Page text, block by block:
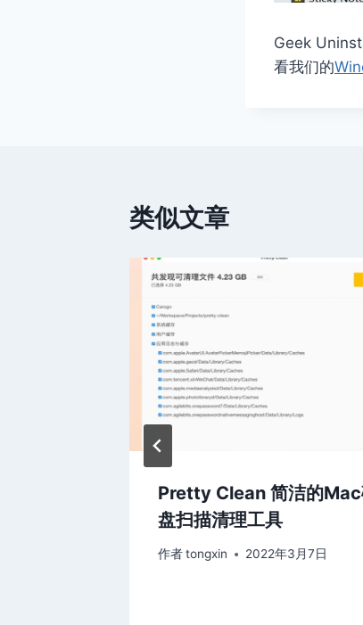
Geek
看我们的
类似文章
Pretty Clean 简洁的
盘扫描清理工具
作者tongxin 2022年3月7日